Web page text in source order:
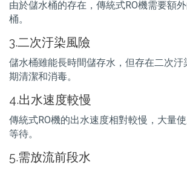
由於儲水桶的存在，傳統式RO機需要額
桶。
3.二次汙染風險
儲水桶雖能長時間儲存水，但存在二次汙
期清潔和消毒。
4.出水速度較慢
傳統式RO機的出水速度相對較慢，大量
等待。
5.需放流前段水